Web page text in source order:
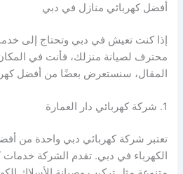
أفضل كهربائي منازل في دبي
إذا كنت تعيش في دبي وتحتاج إلى
محترف لصيانة منزلك، فأنت في
المقال، سنستعرض بعضًا من أفضل
1. شركة كهربائي دار العمارة
تعتبر شركة كهربائي دبي واحدة من
الكهرباء في دبي. تقدم الشركة